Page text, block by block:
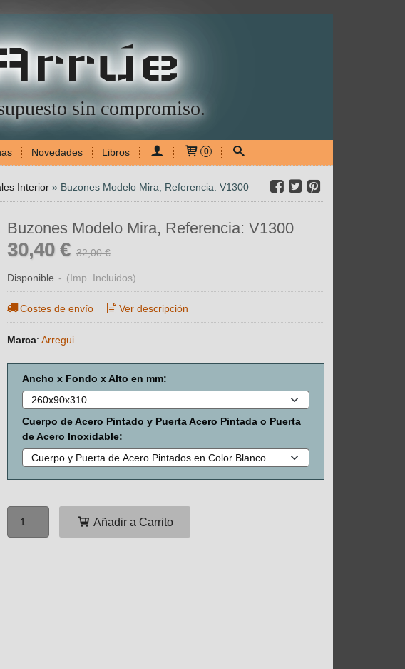
sin compromiso.
Novedades Libros 0
Interior» Buzones Modelo Mira, Referencia: V1300
Buzones Modelo Mira, Referencia: V1300
30,40 € 32,00 €
Disponible - (Imp. Incluidos)
Costes de envío Ver descripción
Marca: Arregui
Ancho x Fondo x Alto en mm:
Cuerpo de Acero Pintado y Puerta Acero Pintada o Puerta
de Acero Inoxidable:
Añadir a Carrito